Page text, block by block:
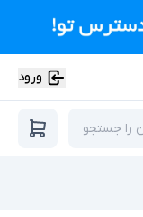
ورود